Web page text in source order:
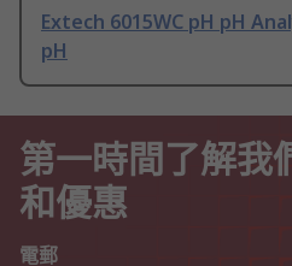
Extech 6015WC pH pH
pH
第一時間了解我
和優惠
電郵